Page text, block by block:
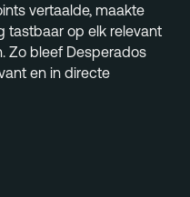
vertaalde, maakte
tastbaar op elk relevant
Zo bleef Desperados
en in directe